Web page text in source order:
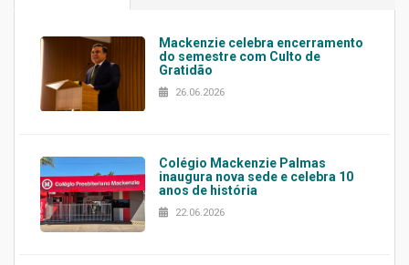
Mackenzie celebra encerramento
do semestre com Culto de
Gratidão
26.06.2026
Colégio Mackenzie Palmas
inaugura nova sede e celebra 10
anos de história
22.06.2026